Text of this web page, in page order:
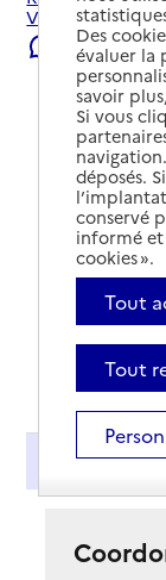
Vouziers.
Signaler
Présentation
Des
évaluer la
savoir
Si vous
déposés.
conservé
informé
cookies ».
Tout
Tout